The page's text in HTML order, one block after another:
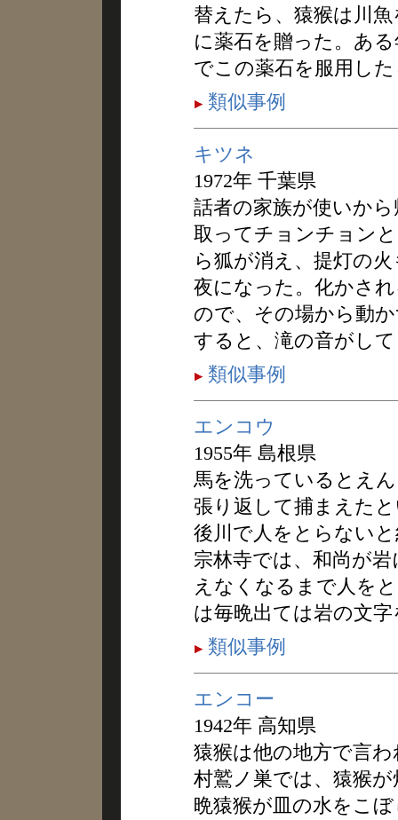
替えたら、猿猴は川
に薬石を贈った。あ
でこの薬石を服用し
類似事例
キツネ
1972年 千葉県
話者の家族が使いか
取ってチョンチョン
ら狐が消え、提灯の
夜になった。化かさ
ので、その場から動
すると、滝の音がし
類似事例
エンコウ
1955年 島根県
馬を洗っているとえ
張り返して捕まえた
後川で人をとらない
宗林寺では、和尚が
えなくなるまで人を
は毎晩出ては岩の文
類似事例
エンコー
1942年 高知県
猿猴は他の地方で言
村鷲ノ巣では、猿猴
晩猿猴が皿の水をこ